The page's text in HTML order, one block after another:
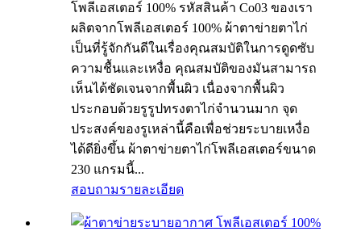
โพลีเอสเตอร์ 100% รหัสสินค้า Co03 ของเรา
ผลิตจากโพลีเอสเตอร์ 100% ผ้าตาข่ายตาไก่
เป็นที่รู้จักกันดีในเรื่องคุณสมบัติในการดูดซับ
ความชื้นและเหงื่อ คุณสมบัติของมันสามารถ
เห็นได้ชัดเจนจากพื้นผิว เนื่องจากพื้นผิว
ประกอบด้วยรูรูปทรงตาไก่จำนวนมาก จุด
ประสงค์ของรูเหล่านี้คือเพื่อช่วยระบายเหงื่อ
ได้ดียิ่งขึ้น ผ้าตาข่ายตาไก่โพลีเอสเตอร์ขนาด
230 แกรมนี้...
สอบถามรายละเอียด